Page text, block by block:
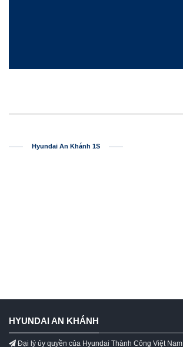
Hyundai An Khánh 1S
HYUNDAI AN KHÁNH
Đại lý ủy quyền của Hyundai Thành Công Việt Nam.